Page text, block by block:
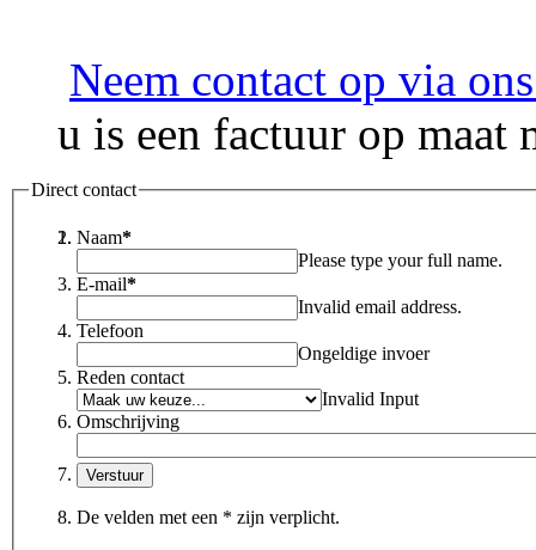
Neem contact op via
u is een factuur op maat
Direct contact
Naam*
Please type your full name.
E-mail*
Invalid email address.
Telefoon
Ongeldige invoer
Reden contact
Invalid Input
Omschrijving
De velden met een * zijn verplicht.